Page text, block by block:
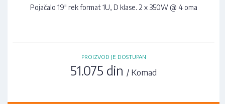
Pojačalo 19" rek format 1U, D klase. 2 x 350W @ 4 oma
PROIZVOD JE DOSTUPAN
51.075 din / Komad